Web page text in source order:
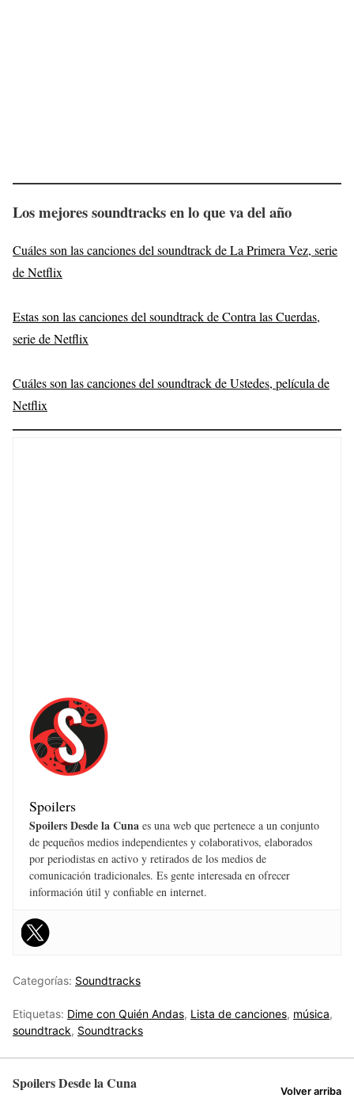
Los mejores soundtracks en lo que va del año
Cuáles son las canciones del soundtrack de La Primera Vez, serie
de Netflix
Estas son las canciones del soundtrack de Contra las Cuerdas,
serie de Netflix
Cuáles son las canciones del soundtrack de Ustedes, película de
Netflix
Spoilers
Spoilers Desde la Cuna es una web que pertenece a un conjunto
de pequeños medios independientes y colaborativos, elaborados
por periodistas en activo y retirados de los medios de
comunicación tradicionales. Es gente interesada en ofrecer
información útil y confiable en internet.
Categorías: Soundtracks
Etiquetas: Dime con Quién Andas, Lista de canciones, música,
soundtrack, Soundtracks
Spoilers Desde la Cuna Volver arriba